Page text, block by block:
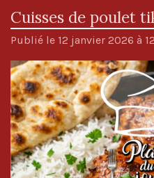
Cuisses de poulet
Publié le 12 janvier 2026 à